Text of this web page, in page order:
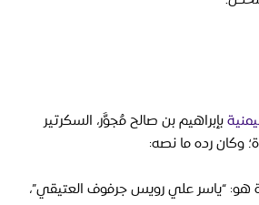
وكان رده ما نصه: